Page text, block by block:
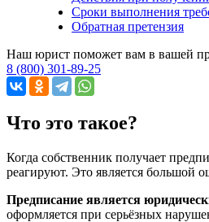
Сроки выполнения
Обратная претензия
Наш юрист поможет вам в вашей
8 (800) 301-89-25
Что это такое?
Когда собственник получает
реагируют. Это является большой
Предписание является
оформляется при серьёзных